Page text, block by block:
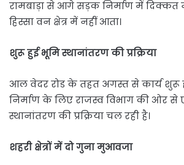
रामबाड़ा से आगे सड़क निर्माण में दिक्कत
हिस्सा वन क्षेत्र में नहीं आता।
शुरू हुई भूमि स्थानांतरण की प्रक्रिया
आल वेदर रोड के तहत अगस्त से कार्य शुरू
निर्माण के लिए राजस्व विभाग की ओर
स्थानांतरण की प्रक्रिया चल रही है।
शहरी क्षेत्रों में दो गुना मुआवजा